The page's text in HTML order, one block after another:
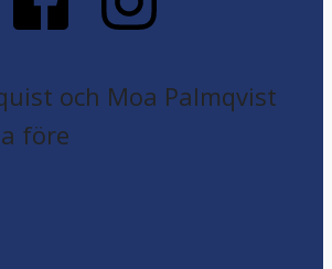
och Moa Palmqvist
före